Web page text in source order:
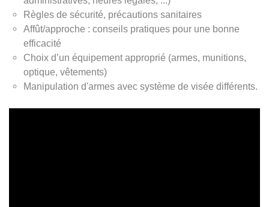
Règles de sécurité, précautions sanitaires
Affût/approche : conseils pratiques pour une bonne
efficacité
Choix d’un équipement approprié (armes, munitions,
optique, vêtements)
Manipulation d'armes avec système de visée différents.